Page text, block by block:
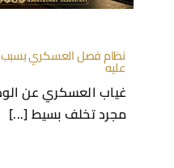
نظام فصل العسكري بسبب
عليه
غياب العسكري عن
مجرد تخلف بسيط [...]